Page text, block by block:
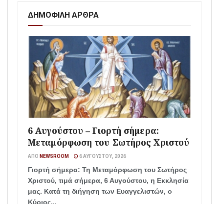
ΔΗΜΟΦΙΛΗ ΑΡΘΡΑ
6 Αυγούστου – Γιορτή σήμερα:
Μεταμόρφωση του Σωτήρος Χριστού
ΑΠΌ NEWSROOM 6 ΑΥΓΟΎΣΤΟΥ, 2026
Γιορτή σήμερα: Τη Μεταμόρφωση του Σωτήρος
Χριστού, τιμά σήμερα, 6 Αυγούστου, η Εκκλησία
μας. Κατά τη διήγηση των Ευαγγελιστών, ο
Κύριος...